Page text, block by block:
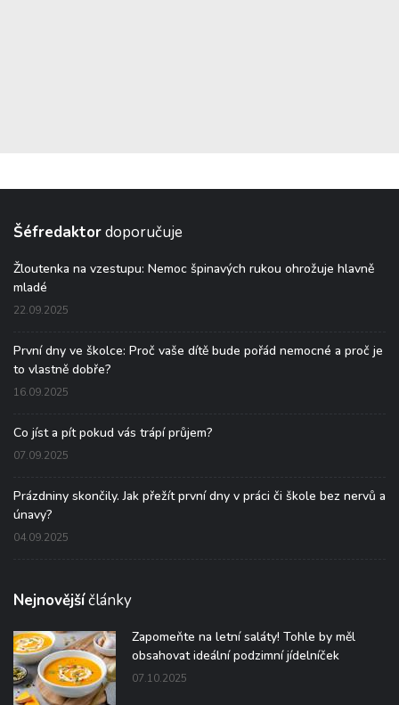
Šéfredaktordoporučuje
Žloutenka na vzestupu: Nemoc špinavých rukou ohrožuje hlavně
mladé
22.09.2025
První dny ve školce: Proč vaše dítě bude pořád nemocné a proč je
to vlastně dobře?
16.09.2025
Co jíst a pít pokud vás trápí průjem?
07.09.2025
Prázdniny skončily. Jak přežít první dny v práci či škole bez nervů a
únavy?
04.09.2025
Nejnovějšíčlánky
Zapomeňte na letní saláty! Tohle by měl
obsahovat ideální podzimní jídelníček
07.10.2025